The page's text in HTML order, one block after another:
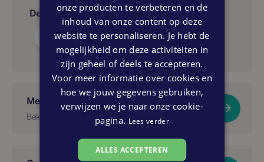
Delen:
Meer over dit project?
Bekijk De Driehoek
onze producten te verbeteren en de
inhoud van onze content op deze
website te personaliseren. Je hebt de
mogelijkheid om deze activiteiten in
zijn geheel of deels te accepteren.
Voor meer informatie over cookies en
hoe we jouw gegevens gebruiken,
verwijzen we je naar onze cookie-
pagina. Lees verder
ALLES ACCEPTEREN